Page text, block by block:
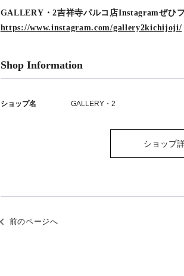
GALLERY・2吉祥寺パルコ店Instagramぜひ
https://www.instagram.com/gallery2kichijoji/
Shop Information
ショップ名 GALLERY・2
ショップ
前のページへ